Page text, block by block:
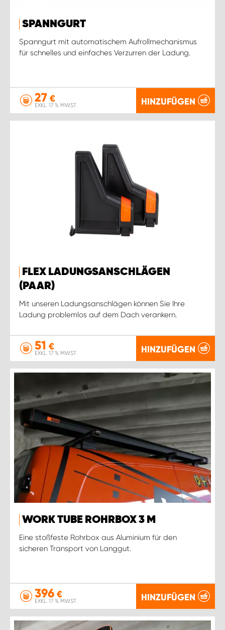
SPANNGURT
Spanngurt mit automatischem Aufrollmechanismus
für schnelles und einfaches Verzurren der Ladung.
27 €
EXKL. 17 % MWST. HINZUFÜGEN
FLEX LADUNGSANSCHLÄGEN
(PAAR)
Mit unseren Ladungsanschlägen können Sie Ihre
Ladung problemlos auf dem Dach verankern.
51 €
EXKL. 17 % MWST. HINZUFÜGEN
WORK TUBE ROHRBOX 3 M
Eine stoßfeste Rohrbox aus Aluminium für den
sicheren Transport von Langgut.
396 €
EXKL. 17 % MWST. HINZUFÜGEN